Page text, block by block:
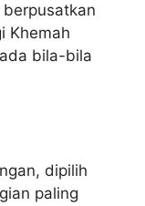
Khemah
bila-bila
dipilih
paling